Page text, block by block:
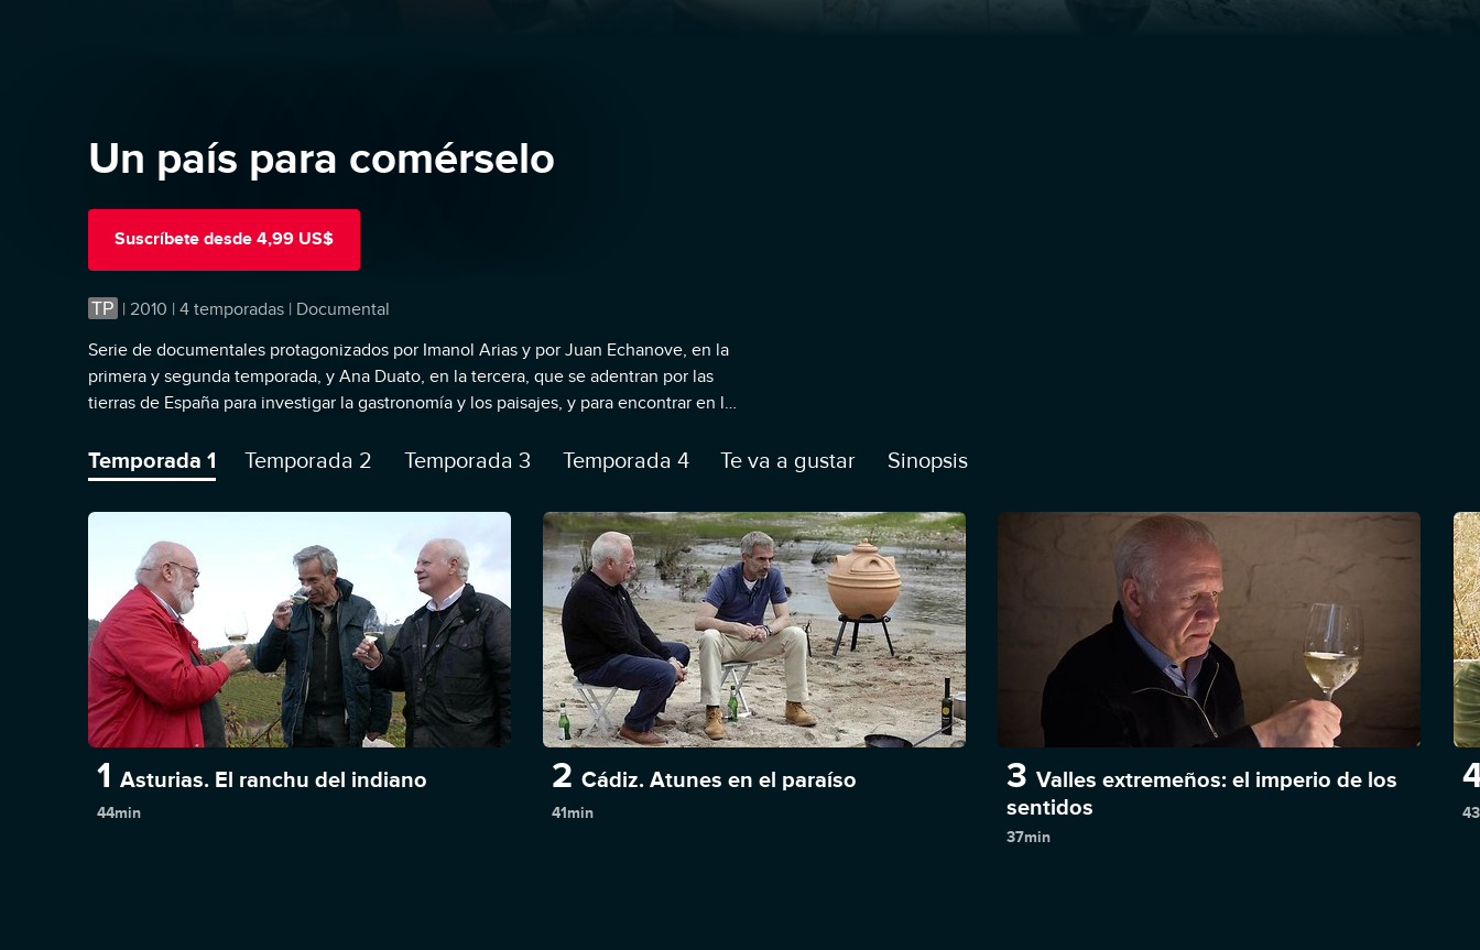
Un país para comérselo
Suscríbete desde 4,99 US$
TP | 2010 | 4 temporadas | Documental
Serie de documentales protagonizados por Imanol Arias y por Juan Echanove, en la
primera y segunda temporada, y Ana Duato, en la tercera, que se adentran por las
tierras de España para investigar la gastronomía y los paisajes, y para encontrar en la
Temporada 1 Temporada 2 Temporada 3 Temporada 4 Te va a gustar Sinopsis
1 Asturias. El ranchu del indiano
44min
2 Cádiz. Atunes en el paraíso
41min
3 Valles extremeños: el imperio de los
sentidos
37min